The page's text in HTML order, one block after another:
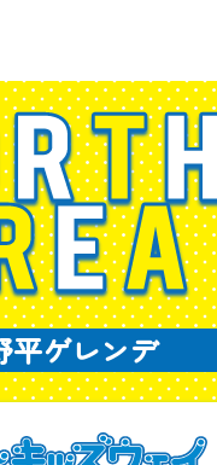
平ゲレンデ